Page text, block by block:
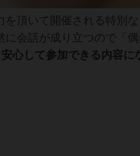
を頂いて開催される特別
に会話が成り立つので「
心して参加できる内容